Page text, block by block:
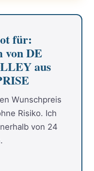
für:
von DE
aus
Wunschpreis
Risiko. Ich
von 24